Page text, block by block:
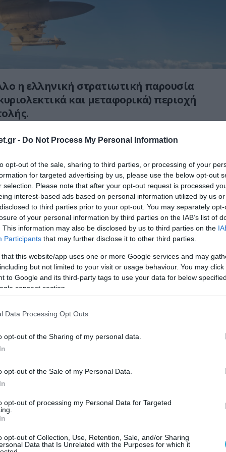
- Do Not Process My Personal Information
opt-out of the sale, sharing to third parties, or processing of your
for targeted advertising by us, please use the below opt-out
selection. Please note that after your opt-out request is processed
interest-based ads based on personal information utilized by us
to third parties prior to your opt-out. You may separately
of your personal information by third parties on the IAB’s list of
This information may also be disclosed by us to third parties on the
Participants that may further disclose it to other third parties.
that this website/app uses one or more Google services and may
but not limited to your visit or usage behaviour. You may
to Google and its third-party tags to use your data for below
consent section.
Data Processing Opt Outs
opt-out of the Sharing of my personal data.
opt-out of the Sale of my Personal Data.
opt-out of processing my Personal Data for Targeted
opt-out of Collection, Use, Retention, Sale, and/or Sharing
Data that Is Unrelated with the Purposes for which it
η ελληνική στρατιωτική παρουσία
και μεταφορικά) περιοχή
για αποστολή της φρεγάτας ΥΔΡΑ στην
Αραβία η Αθήνα στέλνει και τέσσερα
F-16 της ΠΑ να συμμετέχουν σε
εννέα χωρών στην Σαουδική Αραβία με
OF VICTORY-2024.
της διοργανώτριας Σαουδικής Αραβίας και
ακόμη οι ΗΠΑ, το Ομάν, η Γαλλία, το
το Κατάρ, το Πακιστάν και η Βρετανία.
OF VICTORY-2024 KICKS OFF AT KING
ABDULAZIZ AIR BASE.
Centre Dhahran, King Abdul Aziz Air Base,
Saudi Arabia. The exercise is witnessing
of modern fighter jets and…
Analysis (@Defence_IDA)
2024